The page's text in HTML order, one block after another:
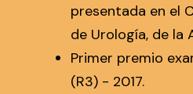
presentada en el
de Urología, de la
Primer premio
(R3) - 2017.